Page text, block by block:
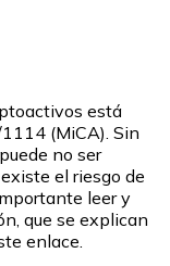
está
(MiCA). Sin
no ser
el riesgo de
leer y
que se explican
enlace.